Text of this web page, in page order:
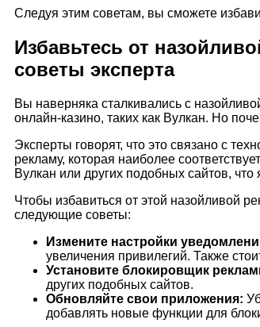
Следуя этим советам, вы сможете
Избавьтесь от
советы эксперта
Вы наверняка сталкивались с
онлайн-казино, таких как Вулкан. Но
Эксперты говорят, что это связано с
рекламу, которая наиболее
Вулкан или других подобных сайтов,
Чтобы избавиться от этой назойливой
следующие советы:
Измените настройки
увеличения привилегий. Также
Установите блокировщик
других подобных сайтов.
Обновляйте свои приложения:
добавлять новые функции для